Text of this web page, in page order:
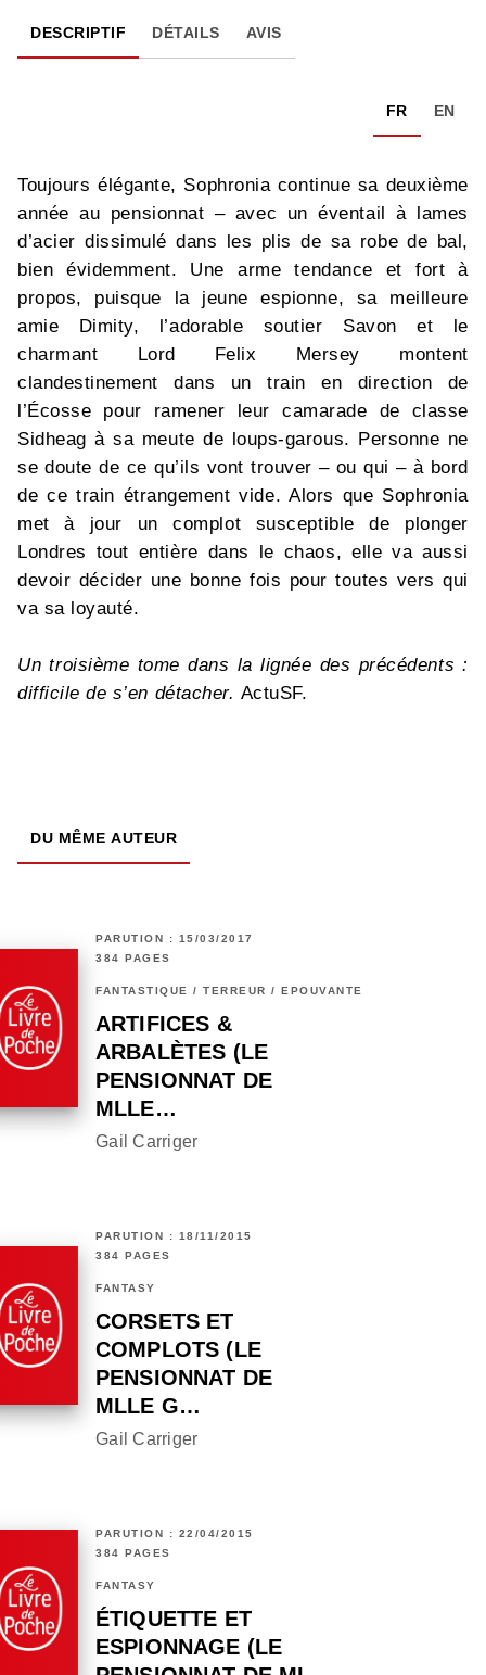
DESCRIPTIF DÉTAILS AVIS
FR EN
Toujours élégante, Sophronia continue sa deuxième
année au pensionnat – avec un éventail à lames
d’acier dissimulé dans les plis de sa robe de bal,
bien évidemment. Une arme tendance et fort à
propos, puisque la jeune espionne, sa meilleure
amie Dimity, l’adorable soutier Savon et le
charmant Lord Felix Mersey montent
clandestinement dans un train en direction de
l’Écosse pour ramener leur camarade de classe
Sidheag à sa meute de loups-garous. Personne ne
se doute de ce qu’ils vont trouver – ou qui – à bord
de ce train étrangement vide. Alors que Sophronia
met à jour un complot susceptible de plonger
Londres tout entière dans le chaos, elle va aussi
devoir décider une bonne fois pour toutes vers qui
va sa loyauté.
Un troisième tome dans la lignée des précédents :
difficile de s’en détacher. ActuSF.
DU MÊME AUTEUR
PARUTION : 15/03/2017
384 PAGES
FANTASTIQUE / TERREUR / EPOUVANTE
ARTIFICES &
ARBALÈTES (LE
PENSIONNAT DE
MLLE…
Gail Carriger
PARUTION : 18/11/2015
384 PAGES
FANTASY
CORSETS ET
COMPLOTS (LE
PENSIONNAT DE
MLLE G…
Gail Carriger
PARUTION : 22/04/2015
384 PAGES
FANTASY
ÉTIQUETTE ET
ESPIONNAGE (LE